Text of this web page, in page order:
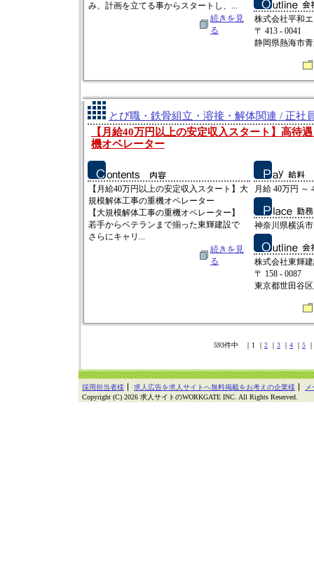
み、計画を立てる事からスタートし、...
続きを見
る
株式会社平和
〒 413 - 0041
静岡県熱海市
とび職・鉄骨組立・溶接・解体関連 / 正社
【月給40万円以上の安定収入スタート】高待
機オペレーター
【月給40万円以上の安定収入スタート】大
規模解体工事の重機オペレーター
【大規模解体工事の重機オペレーター】
若手からベテランまで揃った東輝建設で
さらにキャリ...
続きを見
る
月給 40万円 ～
神奈川県横浜
株式会社東輝
〒 158 - 0087
東京都世田谷
593件中 ｜1 ｜ 2 ｜ 3 ｜ 4 ｜ 5 ｜
採用担当者様 求人広告を求人サイトへ無料掲載をお考えの企業様
Copyright (C) 2026 求人サイトのWORKGATE INC. All Rights Reserved.